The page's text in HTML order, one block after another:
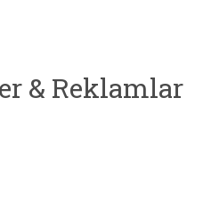
& Reklamlar